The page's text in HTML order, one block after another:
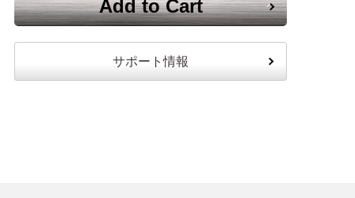
Add to Cart
サポート情報